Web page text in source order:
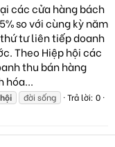
các cửa hàng bách
so với cùng kỳ năm
tư liên tiếp doanh
Theo Hiệp hội các
thu bán hàng
hóa...
hội đời sống
Trả lời: 0